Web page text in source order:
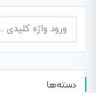
برای:
دسته‌ها